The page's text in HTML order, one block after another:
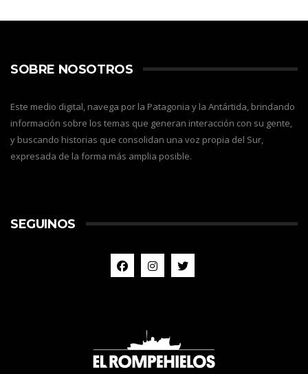
SOBRE NOSOTROS
Este medio digital, navega por la Patagonia y la Antártida, brindando
información sobre los temas que generan interacción con su gente,
y buscando historias que consolidan una voz propia del Sur,
expresada de la forma más amplia posible.
SEGUINOS